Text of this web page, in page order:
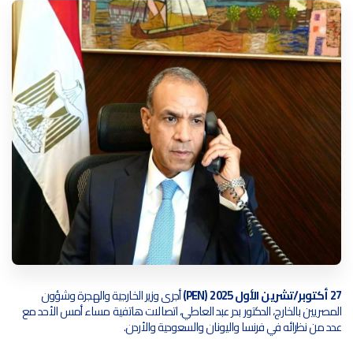
27 أكتوبر/تشرين الأول 2025 (PEN)
المصريين بالخارج، الدكتور بدر عبد العاطي، اتصالات هاتفية مساء أمس الأحد مع
عدد من نظرائه في فرنسا واليونان والسعودية والأردن.